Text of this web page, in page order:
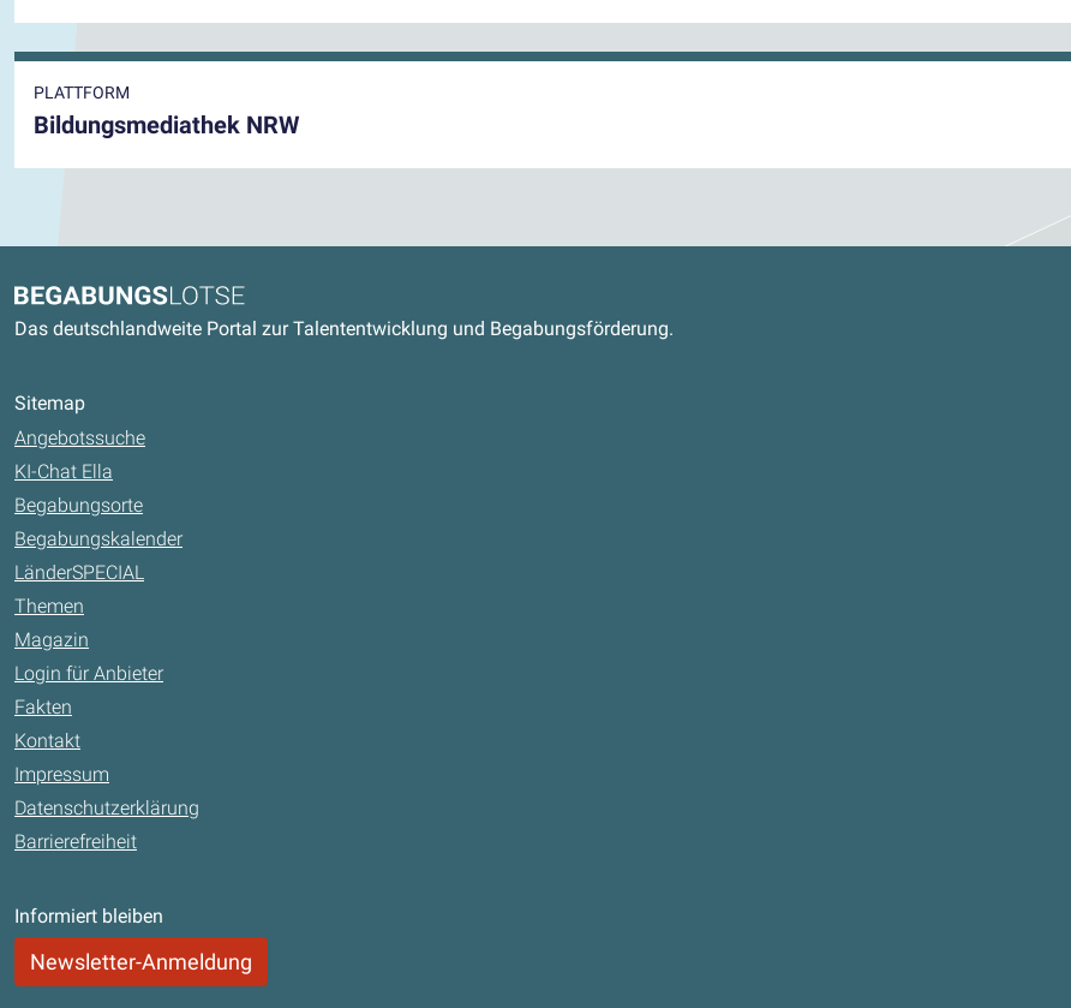
PLATTFORM
Bildungsmediathek NRW
Kontaktdaten und weitere Links
Begabungslotse
Das deutschlandweite Portal zur Talententwicklung und Begabungsförderung.
Sitemap
Angebotssuche
KI-Chat Ella
Begabungsorte
Begabungskalender
LänderSPECIAL
Themen
Magazin
Login für Anbieter
Fakten
Kontakt
Impressum
Datenschutzerklärung
Barrierefreiheit
Informiert bleiben
Newsletter-Anmeldung